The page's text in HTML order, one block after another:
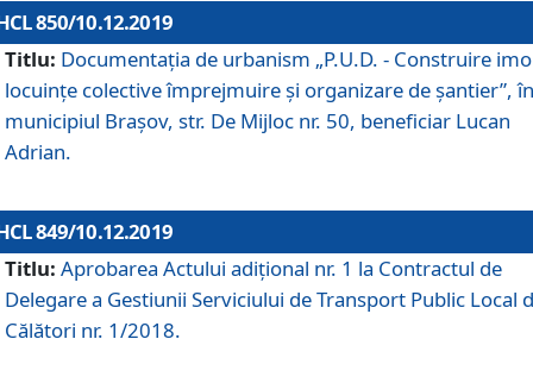
850/10.12.2019
Titlu: Documentaţia de urbanism „P.U.D. - Construire
locuințe colective împrejmuire și organizare de șantier”, în
municipiul Braşov, str. De Mijloc nr. 50, beneficiar Lucan
Adrian.
849/10.12.2019
Titlu: Aprobarea Actului adiţional nr. 1 la Contractul de
Delegare a Gestiunii Serviciului de Transport Public Local
Călători nr. 1/2018.